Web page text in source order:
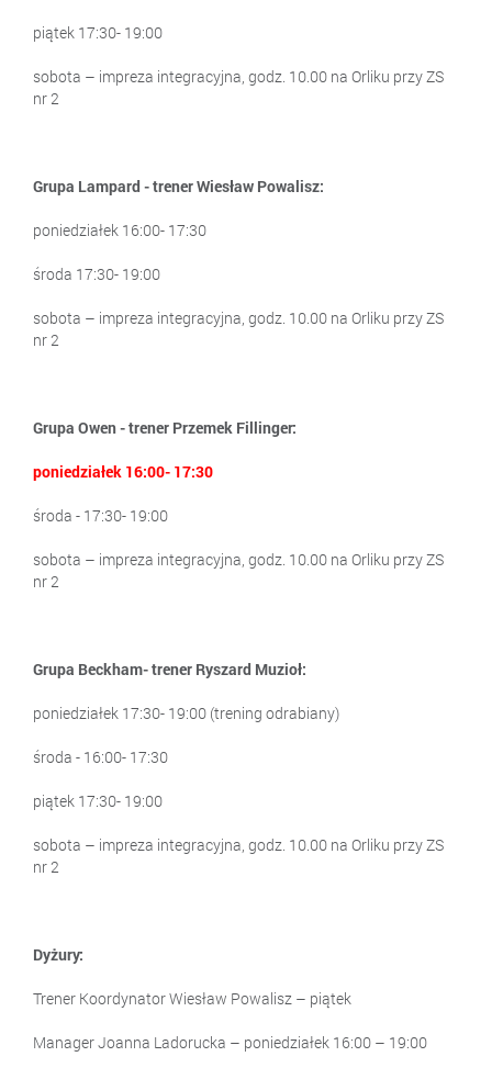
piątek 17:30- 19:00
sobota – impreza integracyjna, godz. 10.00 na Orliku przy ZS
nr 2
Grupa Lampard - trener Wiesław Powalisz:
poniedziałek 16:00- 17:30
środa 17:30- 19:00
sobota – impreza integracyjna, godz. 10.00 na Orliku przy ZS
nr 2
Grupa Owen - trener Przemek Fillinger:
poniedziałek 16:00- 17:30
środa - 17:30- 19:00
sobota – impreza integracyjna, godz. 10.00 na Orliku przy ZS
nr 2
Grupa Beckham- trener Ryszard Muzioł:
poniedziałek 17:30- 19:00 (trening odrabiany)
środa - 16:00- 17:30
piątek 17:30- 19:00
sobota – impreza integracyjna, godz. 10.00 na Orliku przy ZS
nr 2
Dyżury:
Trener Koordynator Wiesław Powalisz – piątek
Manager Joanna Ladorucka – poniedziałek 16:00 – 19:00